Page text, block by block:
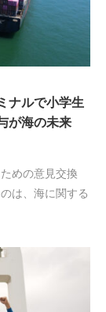
ナルで小学生
が海の未来
めの意見交換
は、海に関する